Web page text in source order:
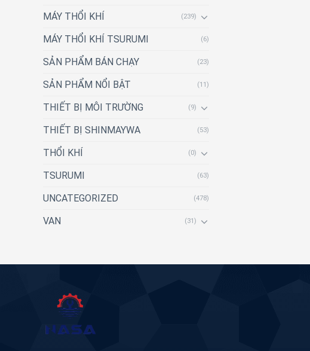
MÁY THỔI KHÍ (239)
MÁY THỔI KHÍ TSURUMI (6)
SẢN PHẨM BÁN CHẠY (23)
SẢN PHẨM NỔI BẬT (11)
THIẾT BỊ MÔI TRƯỜNG (9)
THIẾT BỊ SHINMAYWA (53)
THỔI KHÍ (0)
TSURUMI (63)
UNCATEGORIZED (478)
VAN (31)